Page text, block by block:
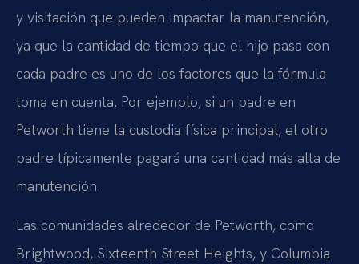
y visitación que pueden impactar la manutención,
ya que la cantidad de tiempo que el hijo pasa con
cada padre es uno de los factores que la fórmula
toma en cuenta. Por ejemplo, si un padre en
Petworth tiene la custodia física principal, el otro
padre típicamente pagará una cantidad más alta de
manutención.
Las comunidades alrededor de Petworth, como
Brightwood, Sixteenth Street Heights, y Columbia